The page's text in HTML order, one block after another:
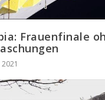
Frauenfinale